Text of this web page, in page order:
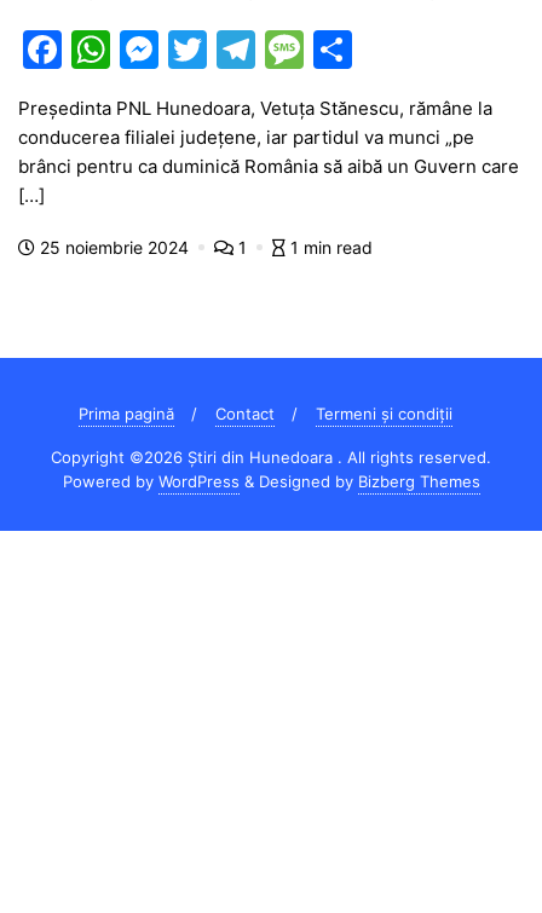
F
c
e
o
W
at
s
p
M
s
s
n
T
itt
er
T
e
gr
m
M
s
s
g
ta
je
z
Președinta PNL Hunedoara, Vetuța Stănescu, rămâne la
conducerea filialei județene, iar partidul va munci „pe
brânci pentru ca duminică România să aibă un Guvern care
[…]
25 noiembrie 2024 1 1 min read
Prima pagină Contact Termeni și condiții
Copyright ©2026 Știri din Hunedoara . All rights reserved.
Powered by WordPress & Designed by Bizberg Themes